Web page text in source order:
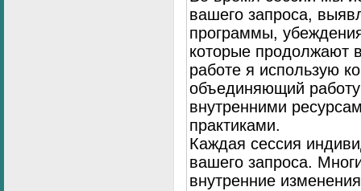
вашего запроса,
программы,
которые продолжают
работе я использую
объединяющий
внутренними
практиками.
Каждая сессия
вашего запроса.
внутренние